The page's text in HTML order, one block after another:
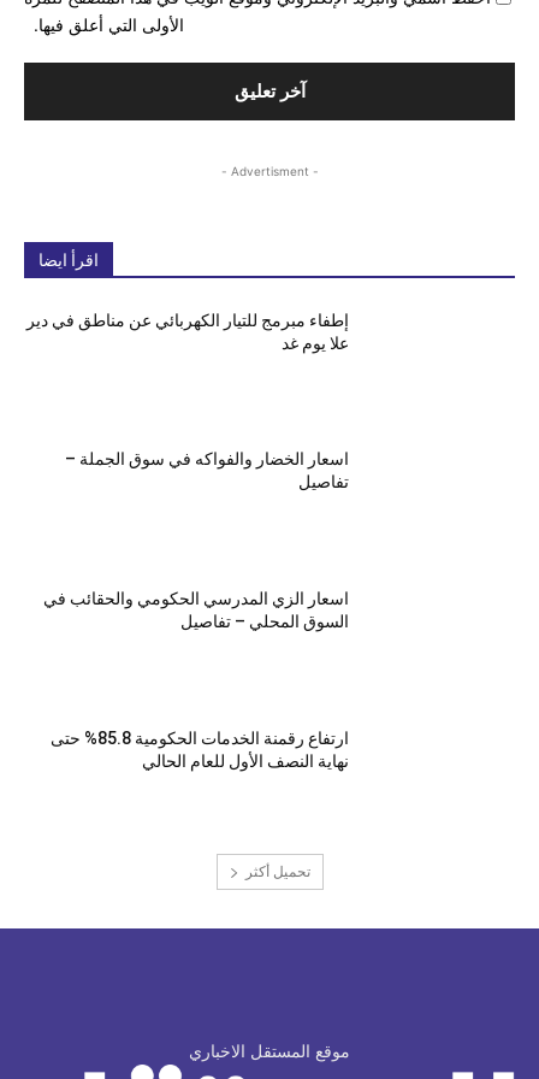
الأولى التي أعلق فيها.
- Advertisment -
اقرأ ايضا
إطفاء مبرمج للتيار الكهربائي عن مناطق في دير
علا يوم غد
اسعار الخضار والفواكه في سوق الجملة –
تفاصيل
اسعار الزي المدرسي الحكومي والحقائب في
السوق المحلي – تفاصيل
ارتفاع رقمنة الخدمات الحكومية 85.8% حتى
نهاية النصف الأول للعام الحالي
تحميل أكثر
موقع المستقل الاخباري